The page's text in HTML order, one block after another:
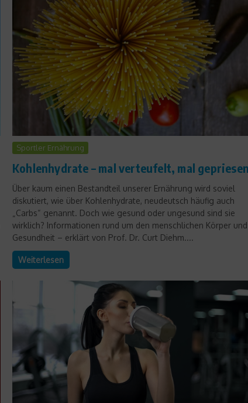
Sportler Ernährung
Kohlenhydrate – mal verteufelt, mal gepriesen
Über kaum einen Bestandteil unserer Ernährung wird soviel
diskutiert, wie über Kohlenhydrate, neudeutsch häufig auch
„Carbs“ genannt. Doch wie gesund oder ungesund sind sie
wirklich? Informationen rund um den menschlichen Körper
Gesundheit – erklärt von Prof. Dr. Curt Diehm....
Weiterlesen